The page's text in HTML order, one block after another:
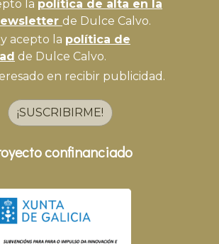
la política de alta en la
de Dulce Calvo.
acepto la política de
de Dulce Calvo.
en recibir publicidad.
¡SUSCRIBIRME!
confinanciado